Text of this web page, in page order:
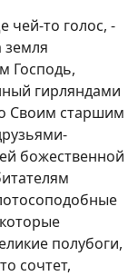
чей-то голос, -
земля
Господь,
гирляндами
Своим старшим
божественной
полубоги,
сочтет,